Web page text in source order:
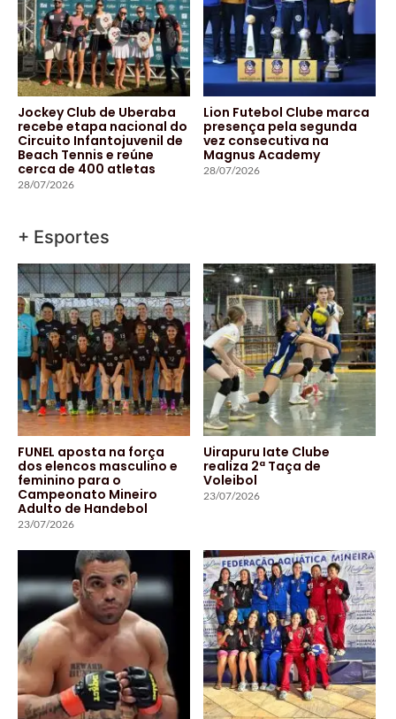
Jockey Club de Uberaba
recebe etapa nacional do
Circuito Infantojuvenil de
Beach Tennis e reúne
cerca de 400 atletas
28/07/2026
Lion Futebol Clube marca
presença pela segunda
vez consecutiva na
Magnus Academy
28/07/2026
+ Esportes
FUNEL aposta na força
dos elencos masculino e
feminino para o
Campeonato Mineiro
Adulto de Handebol
23/07/2026
Uirapuru Iate Clube
realiza 2ª Taça de
Voleibol
23/07/2026